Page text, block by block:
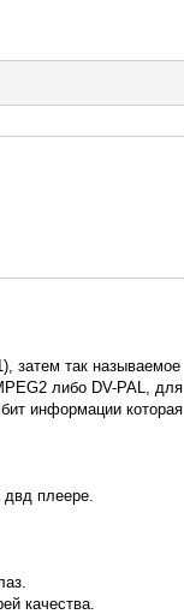
затем так называемое
либо DV-PAL, для
информации которая
двд плеере.
качества.